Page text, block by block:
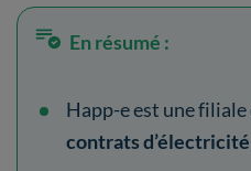
En résumé :
Happ-e est une filiale
contrats d’électricité